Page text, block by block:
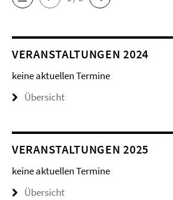
VERANSTALTUNGEN 2024
keine aktuellen Termine
Übersicht
VERANSTALTUNGEN 2025
keine aktuellen Termine
Übersicht